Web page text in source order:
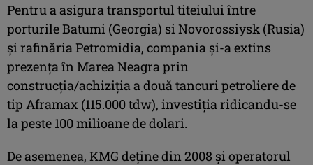
Pentru a asigura transportul titeiului între
porturile Batumi (Georgia) si Novorossiysk (Rusia)
şi rafinăria Petromidia, compania şi-a extins
prezenţa în Marea Neagra prin
construcţia/achiziţia a două tancuri petroliere de
tip Aframax (115.000 tdw), investiţia ridicandu-se
la peste 100 milioane de dolari.
De asemenea, KMG deţine din 2008 şi operatorul